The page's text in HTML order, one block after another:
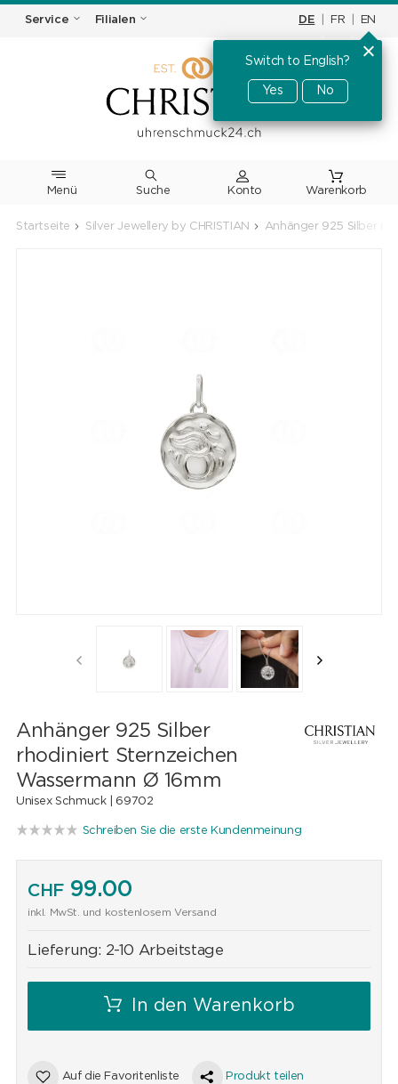
Service Filialen DE FR EN
Switch to English?
Yes No
Menü Suche Warenkorb
Startseite Silver Jewellery by CHRISTIAN Anhänger 925 Silber
Anhänger 925 Silber
rhodiniert Sternzeichen
Wassermann Ø 16mm
Unisex Schmuck | 69702
Schreiben Sie die erste Kundenmeinung
CHF99.00
inkl. MwSt. und kostenlosem Versand
Lieferung: 2-10 Arbeitstage
In den Warenkorb
Auf die Favoritenliste Produkt teilen